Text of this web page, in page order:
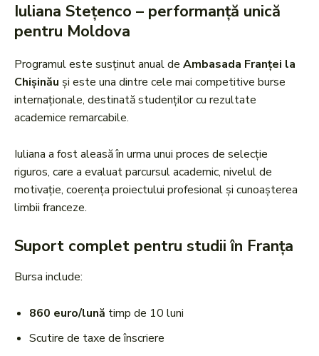
Iuliana Stețenco – performanță unică
pentru Moldova
Programul este susținut anual de Ambasada Franței la
Chișinău și este una dintre cele mai competitive burse
internaționale, destinată studenților cu rezultate
academice remarcabile.
Iuliana a fost aleasă în urma unui proces de selecție
riguros, care a evaluat parcursul academic, nivelul de
motivație, coerența proiectului profesional și cunoașterea
limbii franceze.
Suport complet pentru studii în Franța
Bursa include:
860 euro/lună timp de 10 luni
Scutire de taxe de înscriere